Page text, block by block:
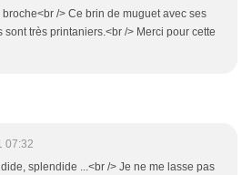
/> Ce brin de muguet avec ses
sont très printaniers.<br /> Merci pour cette
07:32
splendide ...<br /> Je ne me lasse pas